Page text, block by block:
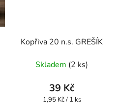
Kopřiva 20 n.s. GREŠÍK
Skladem (2 ks)
39 Kč
Měrná
1,95 Kč / 1 ks